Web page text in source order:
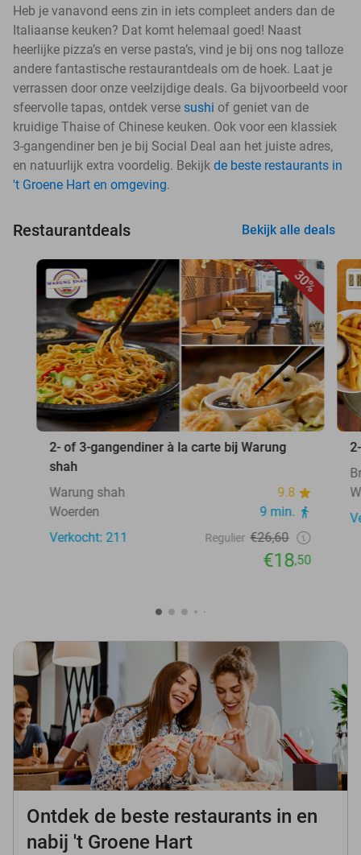
Heb je vanavond eens zin in iets compleet anders dan de
Italiaanse keuken? Dat komt helemaal goed! Naast
heerlijke pizza’s en verse pasta’s, vind je bij ons nog talloze
andere fantastische restaurantdeals om de hoek. Laat je
verrassen door onze veelzijdige deals. Ga bijvoorbeeld voor
sfeervolle tapas, ontdek verse sushi of geniet van de
kruidige Thaise of Chinese keuken. Ook voor een klassiek
3-gangendiner ben je bij Social Deal aan het juiste adres,
en natuurlijk extra voordelig. Bekijk de beste restaurants in
't Groene Hart en omgeving.
Restaurantdeals Bekijk alle deals
30%
2- of 3-gangendiner à la carte bij Warung
shah
Warung shah
9.8
Woerden
9 min.
Verkocht: 211
Regulier €26,60
€18,50
Ontdek de beste restaurants in en
nabij 't Groene Hart